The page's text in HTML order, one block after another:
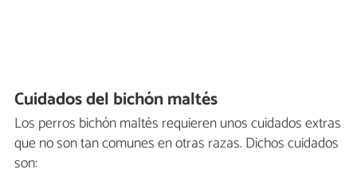
Cuidados del bichón maltés
Los perros bichón maltés requieren unos cuidados extras
que no son tan comunes en otras razas. Dichos cuidados
son: